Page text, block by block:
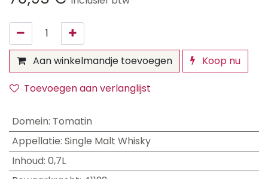
Aan winkelmandje toevoegen
Koop nu
Toevoegen aan verlanglijst
Domein: Tomatin
Appellatie: Single Malt Whisky
Inhoud: 0,7L